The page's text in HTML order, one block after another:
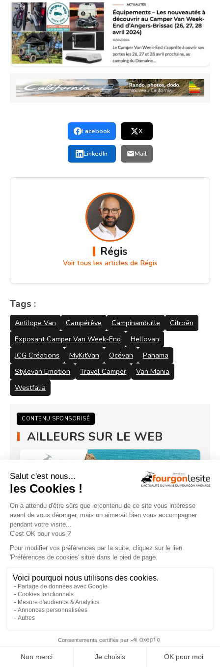
Facebook X
LinkedIn Mail
Régis
Voir tous les articles de Régis
Tags :
Antilope Van Campérêve Campinambulle
Citroën
Exposant Camper Van Week-End
Hellovan
JCG Créations
MyKitVan Océvan
Panama
Stylevan Emotion
Travel Camper
Van Mania
Westfalia
CONTENU SPONSORISÉ
AILLEURS SUR LE WEB
Le seul van avec suspension
pneumatique de série. Antilope VAN va
encore plus loin.